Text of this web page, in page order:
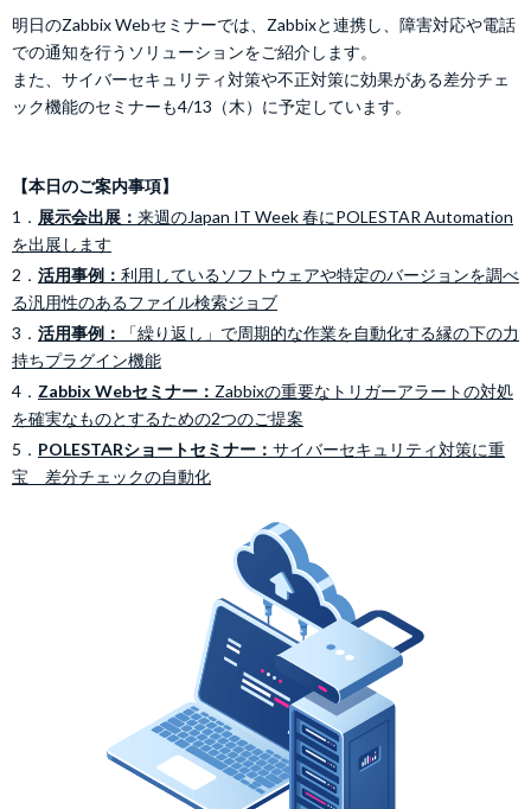
明日のZabbix Webセミナーでは、Zabbixと連携し、障害対応や電話
での通知を行うソリューションをご紹介します。
また、サイバーセキュリティ対策や不正対策に効果がある差分チェ
ック機能のセミナーも4/13（木）に予定しています。
【本日のご案内事項】
1． 展示会出展： 来週のJapan IT Week 春にPOLESTAR Automation
を出展します
2． 活用事例： 利用しているソフトウェアや特定のバージョンを調べ
る汎用性のあるファイル検索ジョブ
3． 活用事例：
「繰り返し」で周期的な作業を自動化する縁の下の力
持ちプラグイン機能
4． Zabbix Webセミナー： Zabbixの重要なトリガーアラートの対処
を確実なものとするための2つのご提案
5． POLESTARショートセミナー： サイバーセキュリティ対策に重
宝 差分チェックの自動化